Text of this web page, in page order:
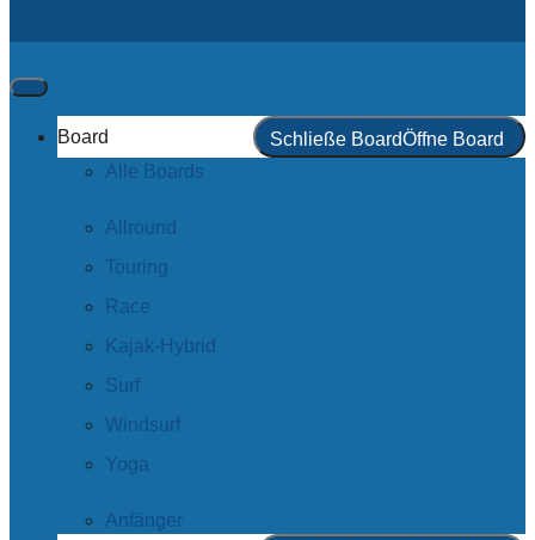
Board Schließe BoardÖffne Board
Alle Boards
Allround
Touring
Race
Kajak-Hybrid
Surf
Windsurf
Yoga
Anfänger